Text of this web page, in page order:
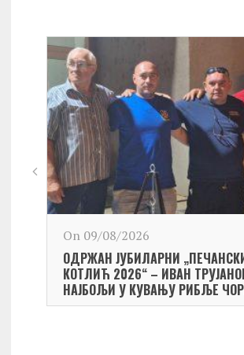
On 09/08/2026
ОДРЖАН ЈУБИЛАРНИ
КОТЛИЋ 2026“ – ИВАН
НАЈБОЉИ У КУВАЊУ РИБЉЕ